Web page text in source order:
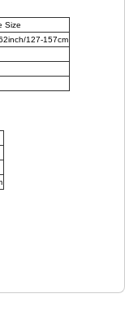
Size
127-157cm